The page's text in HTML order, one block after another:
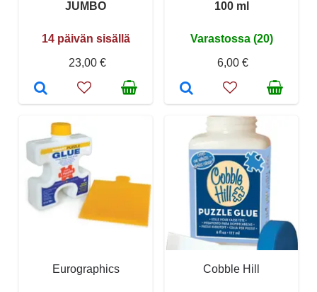
JUMBO
14 päivän sisällä
23,00 €
100 ml
Varastossa (20)
6,00 €
Eurographics Cobble Hill